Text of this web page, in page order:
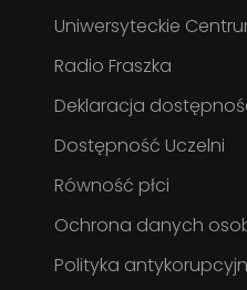
Uniwersyteckie
Radio Fraszka
Deklaracja
Dostępność Uczelni
Równość płci
Ochrona danych
Polityka